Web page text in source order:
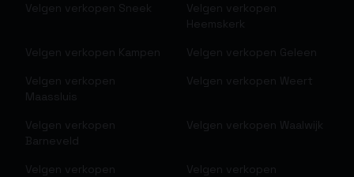
Velgen verkopen Sneek
Velgen verkopen
Heemskerk
Velgen verkopen Kampen Velgen verkopen Geleen
Velgen verkopen
Maassluis
Velgen verkopen Weert
Velgen verkopen
Barneveld
Velgen verkopen Waalwijk
Velgen verkopen
Velgen verkopen